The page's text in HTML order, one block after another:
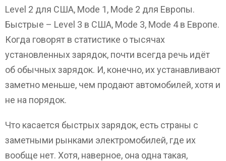
Level 2 для США, Mode 1, Mode 2 для Европы.
Быстрые – Level 3 в США, Mode 3, Mode 4 в Европе.
Когда говорят в статистике о тысячах
установленных зарядок, почти всегда речь идёт
об обычных зарядок. И, конечно, их устанавливают
заметно меньше, чем продают автомобилей, хотя и
не на порядок.
Что касается быстрых зарядок, есть страны с
заметными рынками электромобилей, где их
вообще нет. Хотя, наверное, она одна такая,